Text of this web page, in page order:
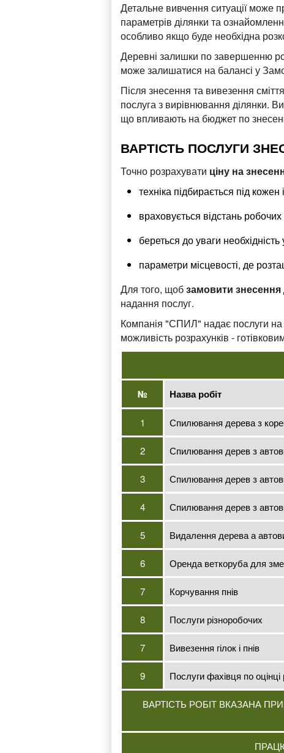
Детальне вивчення ситуації
параметрів ділянки та
особливо якщо буде необхідна
Деревні залишки по завершенню
може залишатися на балансі у
Після знесення та вивезення
послуга з вирівнювання ділянки.
що впливають на бюджет по
ВАРТІСТЬ ПОСЛУГИ
Точно розрахувати ціну на
техніка підбирається під
враховується відстань
береться до уваги
параметри місцевості, де
Для того, щобзамовити
надання послуг.
Компанія "СПИЛ" надає послуги на
можливість розрахунків -
№ Назва робіт
1 Спилювання дерева з
2 Спилювання дерев з
3 Спилювання дерев з
4 Спилювання дерев з
5 Видалення дерева а
6 Оренда веткоруба для
7 Корчування пнів
8 Послуги різноробочих
7 Вивезення гілок і пнів
9 Послуги фахівця по оцінці
ВАРТІСТЬ РОБІТ ВКАЗАНА